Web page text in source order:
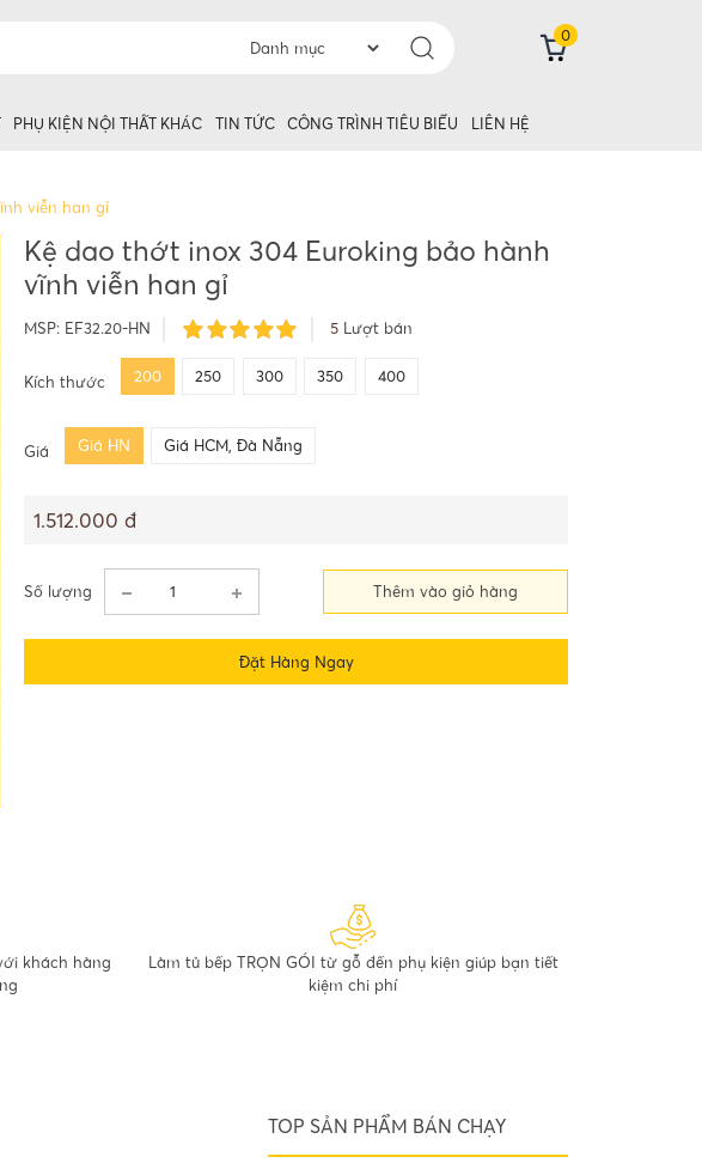
0
PHỤ KIỆN NỘI THẤT KHÁC TIN TỨC CÔNG TRÌNH TIÊU BIỂU LIÊN HỆ
viễn han gỉ
Kệ dao thớt inox 304 Euroking bảo hành
vĩnh viễn han gỉ
MSP: EF32.20-HN 5Lượt bán
Kích thước 200 250 300 350 400
Giá Giá HN Giá HCM, Đà Nẵng
1.512.000 đ
Số lượng Thêm vào giỏ hàng
Đặt Hàng Ngay
khách hàng
Làm tủ bếp TRỌN GÓI từ gỗ đến phụ kiện giúp bạn tiết
kiệm chi phí
TOP SẢN PHẨM BÁN CHẠY